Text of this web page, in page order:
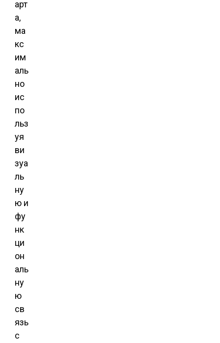
арт
а,
ма
кс
им
аль
но
ис
по
льз
уя
ви
зуа
ль
ну
ю и
фу
нк
ци
он
аль
ну
ю
св
язь
с